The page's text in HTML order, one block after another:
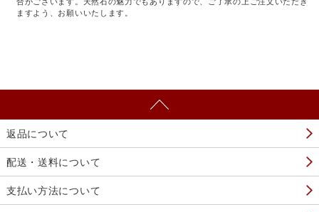
ますよう、お願いいたします。
返品について
配送・送料について
支払い方法について